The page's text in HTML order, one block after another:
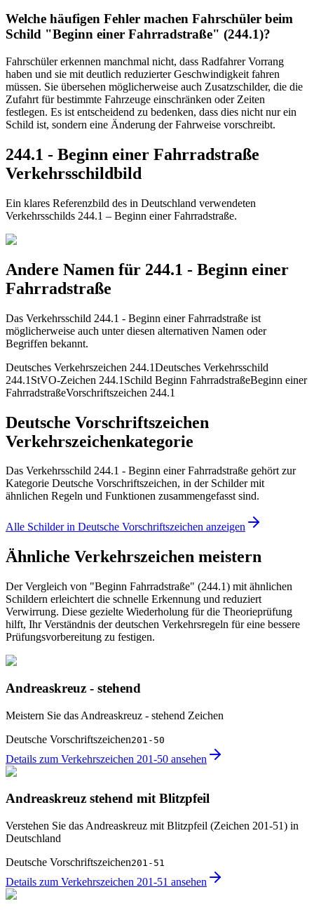
Welche häufigen Fehler machen Fahrschüler beim
Schild "Beginn einer Fahrradstraße" (244.1)?
Fahrschüler erkennen manchmal nicht, dass Radfahrer Vorrang
haben und sie mit deutlich reduzierter Geschwindigkeit fahren
müssen. Sie übersehen möglicherweise auch Zusatzschilder, die die
Zufahrt für bestimmte Fahrzeuge einschränken oder Zeiten
festlegen. Es ist entscheidend zu bedenken, dass dies nicht nur ein
Schild ist, sondern eine Änderung der Fahrweise vorschreibt.
244.1 - Beginn einer Fahrradstraße
Verkehrsschildbild
Ein klares Referenzbild des in Deutschland verwendeten
Verkehrsschilds 244.1 – Beginn einer Fahrradstraße.
Andere Namen für 244.1 - Beginn einer
Fahrradstraße
Das Verkehrsschild 244.1 - Beginn einer Fahrradstraße ist
möglicherweise auch unter diesen alternativen Namen oder
Begriffen bekannt.
Deutsches Verkehrszeichen 244.1Deutsches Verkehrsschild
244.1 StVO-Zeichen 244.1 Schild Beginn FahrradstraßeBeginn einer
FahrradstraßeVorschriftszeichen 244.1
Deutsche Vorschriftszeichen
Verkehrszeichenkategorie
Das Verkehrsschild 244.1 - Beginn einer Fahrradstraße gehört zur
Kategorie Deutsche Vorschriftszeichen, in der Schilder mit
ähnlichen Regeln und Funktionen zusammengefasst sind.
Alle Schilder in Deutsche Vorschriftszeichen anzeigen
Ähnliche Verkehrszeichen meistern
Der Vergleich von "Beginn Fahrradstraße" (244.1) mit ähnlichen
Schildern erleichtert die schnelle Erkennung und reduziert
Verwirrung. Diese gezielte Wiederholung für die Theorieprüfung
hilft, Ihr Verständnis der deutschen Verkehrsregeln für eine bessere
Prüfungsvorbereitung zu festigen.
Andreaskreuz - stehend
Meistern Sie das Andreaskreuz - stehend Zeichen
Deutsche Vorschriftszeichen201-50
Details zum Verkehrszeichen 201-50 ansehen
Andreaskreuz stehend mit Blitzpfeil
Verstehen Sie das Andreaskreuz mit Blitzpfeil (Zeichen 201-51) in
Deutschland
Deutsche Vorschriftszeichen201-51
Details zum Verkehrszeichen 201-51 ansehen